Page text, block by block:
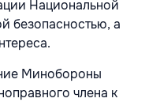
Национальной
безопасностью, а
Минобороны
члена к